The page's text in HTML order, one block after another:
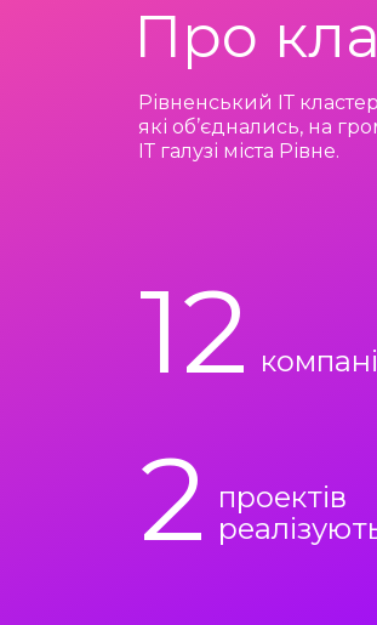
Про
Рівненський ІТ
які об’єднались, на
ІТ галузі міста Рівне.
12
2 проектів